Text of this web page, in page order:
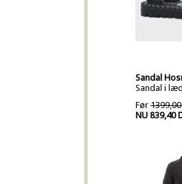
Sandal
Sandal i
Før 1399,00
NU 839,40